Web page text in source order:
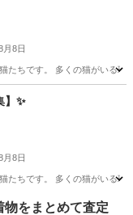
月8日
ちです。 多くの猫がいる
】✨
月8日
ちです。 多くの猫がいる
物をまとめて査定